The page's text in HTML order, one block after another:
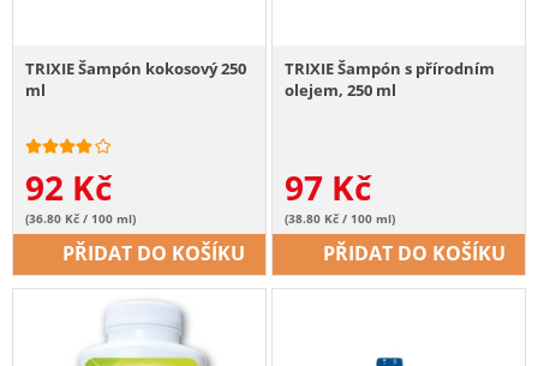
TRIXIE Šampón kokosový 250
ml
92 Kč
(36.80 Kč / 100 ml)
PŘIDAT DO KOŠÍKU
TRIXIE Šampón s přírodním
olejem, 250 ml
97 Kč
(38.80 Kč / 100 ml)
PŘIDAT DO KOŠÍKU